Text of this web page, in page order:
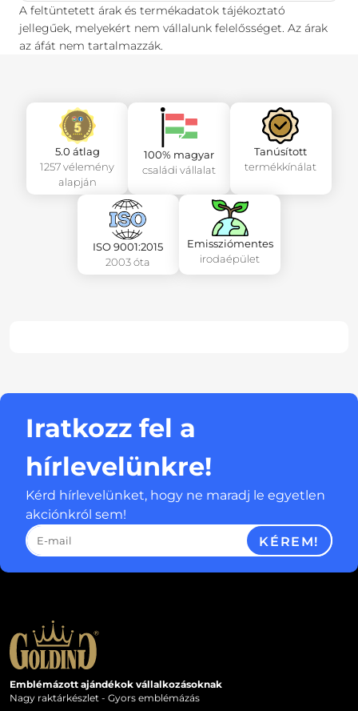
A feltüntetett árak és termékadatok tájékoztató
jellegűek, melyekért nem vállalunk felelősséget. Az árak
az áfát nem tartalmazzák.
5.0 átlag
1257 vélemény
alapján
100% magyar
családi vállalat
Tanúsított
termékkínálat
ISO 9001:2015
2003 óta
Emissziómentes
irodaépület
Iratkozz fel a
hírlevelünkre!
Kérd hírlevelünket, hogy ne maradj le egyetlen
akciónkról sem!
KÉREM!
Emblémázott ajándékok vállalkozásoknak
Nagy raktárkészlet - Gyors emblémázás